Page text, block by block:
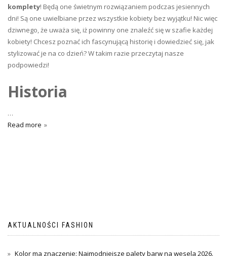
komplety! Będą one świetnym rozwiązaniem podczas jesiennych
dni! Są one uwielbiane przez wszystkie kobiety bez wyjątku! Nic więc
dziwnego, że uważa się, iż powinny one znaleźć się w szafie każdej
kobiety! Chcesz poznać ich fascynującą historię i dowiedzieć się, jak
stylizować je na co dzień? W takim razie przeczytaj nasze
podpowiedzi!
Historia
…
Read more
AKTUALNOŚCI FASHION
Kolor ma znaczenie: Najmodniejsze palety barw na wesela 2026.